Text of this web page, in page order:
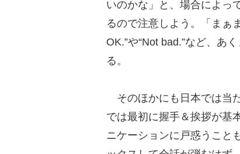
いのかな」と、場合によっ
るので注意しよう。「まぁ
OK.”や“Not bad.”など、あ
る。
そのほかにも日本では当
では最初に握手＆挨拶が基
ニケーションに戸惑うこと